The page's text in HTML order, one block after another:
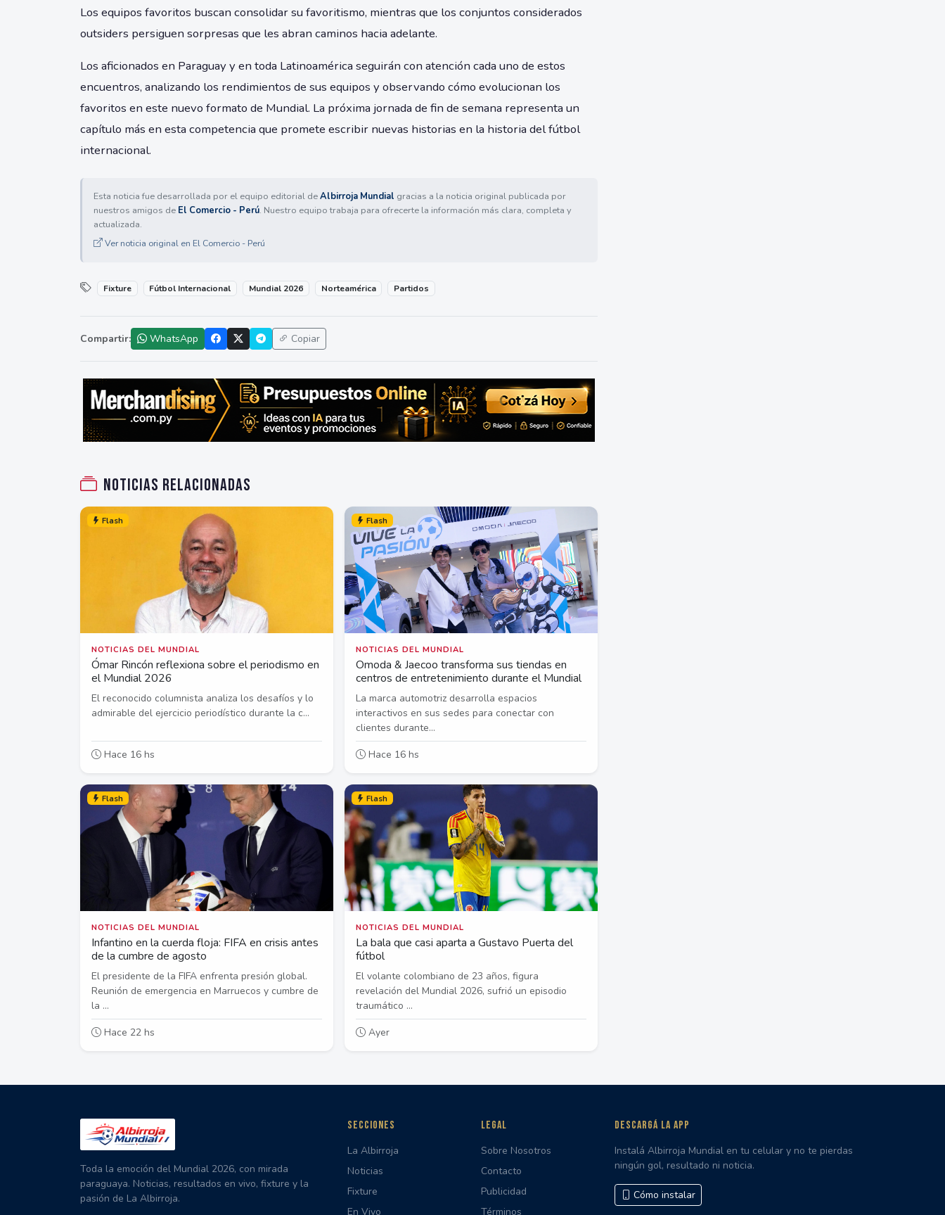
Los equipos favoritos buscan consolidar su favoritismo, mientras que los conjuntos considerados
outsiders persiguen sorpresas que les abran caminos hacia adelante.
Los aficionados en Paraguay y en toda Latinoamérica seguirán con atención cada uno de estos
encuentros, analizando los rendimientos de sus equipos y observando cómo evolucionan los
favoritos en este nuevo formato de Mundial. La próxima jornada de fin de semana representa un
capítulo más en esta competencia que promete escribir nuevas historias en la historia del fútbol
internacional.
Esta noticia fue desarrollada por el equipo editorial deAlbirroja Mundial gracias a la noticia original publicada por
nuestros amigos de El Comercio - Perú. Nuestro equipo trabaja para ofrecerte la información más clara, completa y
actualizada.
Ver noticia original en El Comercio - Perú
Fixture Fútbol Internacional Mundial 2026 Norteamérica Partidos
Compartir: WhatsApp Copiar
Noticias relacionadas
Flash
NOTICIAS DEL MUNDIAL
Ómar Rincón reflexiona sobre el periodismo en
el Mundial 2026
El reconocido columnista analiza los desafíos y lo
admirable del ejercicio periodístico durante la c...
Hace 16 hs
Flash
NOTICIAS DEL MUNDIAL
Omoda & Jaecoo transforma sus tiendas en
centros de entretenimiento durante el Mundial
La marca automotriz desarrolla espacios
interactivos en sus sedes para conectar con
clientes durante...
Hace 16 hs
Flash
NOTICIAS DEL MUNDIAL
Infantino en la cuerda floja: FIFA en crisis antes
de la cumbre de agosto
El presidente de la FIFA enfrenta presión global.
Reunión de emergencia en Marruecos y cumbre de
la ...
Hace 22 hs
Flash
NOTICIAS DEL MUNDIAL
La bala que casi aparta a Gustavo Puerta del
fútbol
El volante colombiano de 23 años, figura
revelación del Mundial 2026, sufrió un episodio
traumático ...
Ayer
Toda la emoción del Mundial 2026, con mirada
paraguaya. Noticias, resultados en vivo, fixture y la
pasión de La Albirroja.
SECCIONES
La Albirroja
Noticias
Fixture
En Vivo
LEGAL
Sobre Nosotros
Contacto
Publicidad
Términos
DESCARGÁ LA APP
Instalá Albirroja Mundial en tu celular y no te pierdas
ningún gol, resultado ni noticia.
Cómo instalar